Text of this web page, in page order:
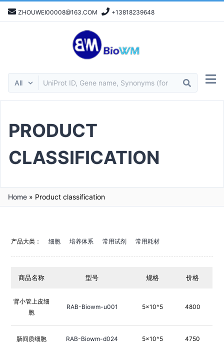
ZHOUWEI00008@163.COM +13818239648
PRODUCT
CLASSIFICATION
Home » Product classification
产品大类： 细胞 培养体系 常用试剂 常用耗材
商品名称 型号 规格 价格
肾小管上皮细
胞
RAB-Biowm-u001 5×10^5 4800
肠间质细胞 RAB-Biowm-d024 5×10^5 4750